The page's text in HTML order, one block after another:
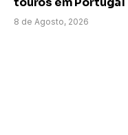
8 de Agosto, 2026